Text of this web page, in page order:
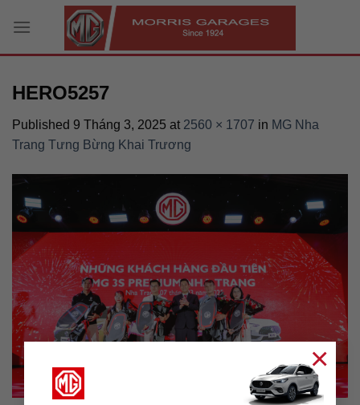
×
HERO5257
Published 9 Tháng 3, 2025 at 2560 × 1707 in MG Nha
Trang Tưng Bừng Khai Trương